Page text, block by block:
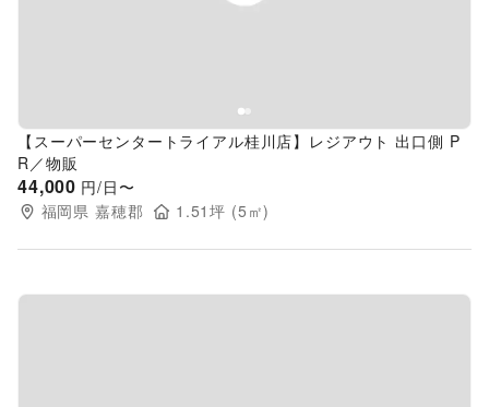
【スーパーセンタートライアル桂川店】レジアウト 出口側 P
R／物販
44,000 円/日〜
福岡県 嘉穂郡 1.51坪 (5 ㎡)